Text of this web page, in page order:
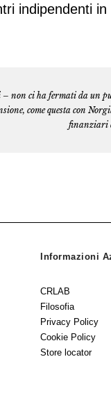
indipendenti
non ci ha fermati da un
come questa con
finanziari
Informazioni
CRLAB
Filosofia
Privacy Policy
Cookie Policy
Store locator